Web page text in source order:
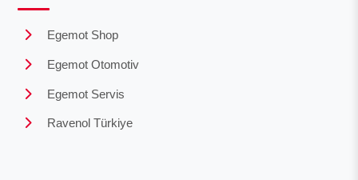
Egemot Shop
Egemot Otomotiv
Egemot Servis
Ravenol Türkiye